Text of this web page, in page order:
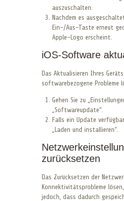
auszuschalten.
Nachdem es
Ein-/Aus-Taste erneut
Apple-Logo erscheint.
iOS-Software
Das Aktualisieren Ihres
softwarebezogene Probleme
Gehen Sie zu
„Softwareupdate“.
Falls ein Update
„Laden und installieren“.
zurücksetzen
Das Zurücksetzen der
Konnektivitätsprobleme
jedoch, dass dadurch